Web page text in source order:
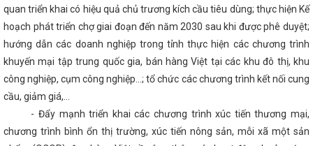
CĐN Công Thương Hà Tĩnh: Chương trình “Tết sum vầy – Xuân chia
Tuyên giáo và Dân vận Tỉnh ủy Hà Tĩnh
Gần 100 sản phẩm
gia Hội chợ mùa Thu năm 2025
THÔNG CÁO BÁO CHÍ VỀ HỘI
THƯƠNG ĐỊA PHƯƠNG VỀ CÁC GIẢI PHÁP THÚC ĐẨY PHÁT TRIỂN
XUẤT, NHẬP KHẨU NĂM 2023
Phương hướng, nhiệm vụ trọng
Hà Tĩnh chinh phục người tiêu dùng Thủ đô tại Hội chợ Mùa thu
thành lập Cụm công nghiệp Cổng Khánh 3, tổng vốn gần 447 tỷ
triển khai các giải pháp thúc đẩy kinh tế tuần hoàn, sản xuất và
bền vững đáp ứng các chính sách xanh của Liên minh Châu Âu
Hà Tĩnh: Hội chợ Mùa Thu mở cơ hội tăng trưởng mới
quan triển khai có hiệu quả chủ trương kích cầu tiêu dùng; thực hiện Kế
hoạch phát triển chợ giai đoạn đến năm 2030 sau khi được phê duyệt;
hướng dẫn các doanh nghiệp trong tỉnh thực hiện các chương trình
khuyến mại tập trung quốc gia, bán hàng Việt tại các khu đô thị, khu
công nghiệp, cụm công nghiệp...; tổ chức các chương trình kết nối cung
cầu, giảm giá,…
- Đẩy mạnh triển khai các chương trình xúc tiến thương mại,
chương trình bình ổn thị trường, xúc tiến nông sản, mỗi xã một sản